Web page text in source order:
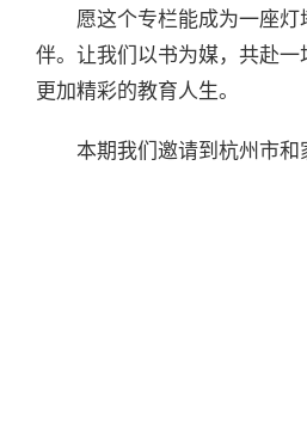
愿这个专栏能成为一座
伴。让我们以书为媒，共赴
更加精彩的教育人生。
本期我们邀请到杭州市